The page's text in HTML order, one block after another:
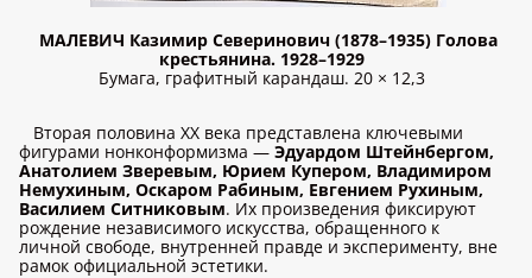
МАЛЕВИЧ Казимир Северинович (1878–1935) Голова
крестьянина. 1928–1929
Бумага, графитный карандаш. 20 × 12,3
Вторая половина XX века представлена ключевыми
фигурами нонконформизма — Эдуардом Штейнбергом,
Анатолием Зверевым, Юрием Купером, Владимиром
Немухиным, Оскаром Рабиным, Евгением Рухиным,
Василием Ситниковым. Их произведения фиксируют
рождение независимого искусства, обращенного к
личной свободе, внутренней правде и эксперименту, вне
рамок официальной эстетики.